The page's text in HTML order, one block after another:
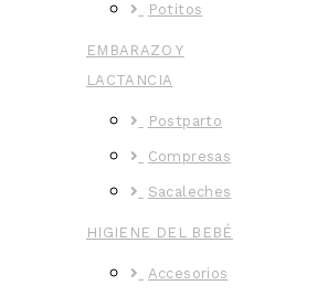
Potitos
EMBARAZO Y
LACTANCIA
Postparto
Compresas
Sacaleches
HIGIENE DEL BEBÉ
Accesorios